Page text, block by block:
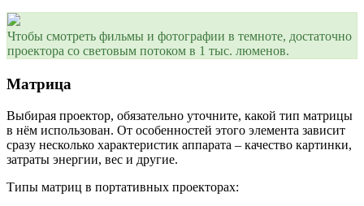
Чтобы смотреть фильмы и фотографии в темноте, достаточно
проектора со световым потоком в 1 тыс. люменов.
Матрица
Выбирая проектор, обязательно уточните, какой тип матрицы
в нём использован. От особенностей этого элемента зависит
сразу несколько характеристик аппарата – качество картинки,
затраты энергии, вес и другие.
Типы матриц в портативных проекторах: